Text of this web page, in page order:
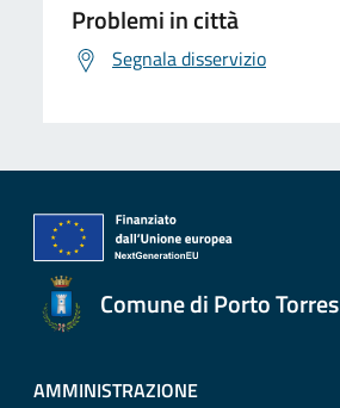
Problemi in città
Segnala disservizio
Comune di Porto Torres
AMMINISTRAZIONE